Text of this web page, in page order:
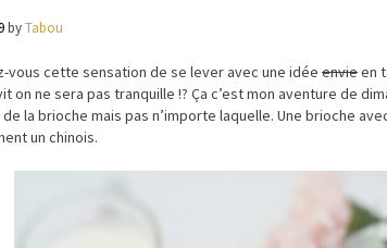
byTabou
vous cette sensation de se lever avec une idée envieen
on ne sera pas tranquille !? Ça c’est mon aventure de
la brioche mais pas n’importe laquelle. Une brioche
un chinois.